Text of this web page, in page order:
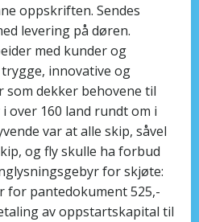
oppskriften. Sendes
levering på døren.
med kunder og
innovative og
dekker behovene til
over 160 land rundt om i
var at alle skip, såvel
og fly skulle ha forbud
for skjøte:
for pantedokument 525,-
av oppstartskapital til